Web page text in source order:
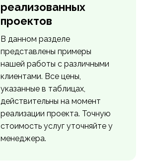
реализованных
проектов
В данном разделе
представлены примеры
нашей работы с различными
клиентами. Все цены,
указанные в таблицах,
действительны на момент
реализации проекта. Точную
стоимость услуг уточняйте у
менеджера.